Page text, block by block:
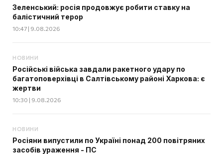
Зеленський: росія продовжує робити ставку на
балістичний терор
10:47 | 9.08.2026
НОВИНИ
Російські війська завдали ракетного удару по
багатоповерхівці в Салтівському районі Харкова: є
жертви
10:30 | 9.08.2026
НОВИНИ
Росіяни випустили по Україні понад 200 повітряних
засобів ураження - ПС